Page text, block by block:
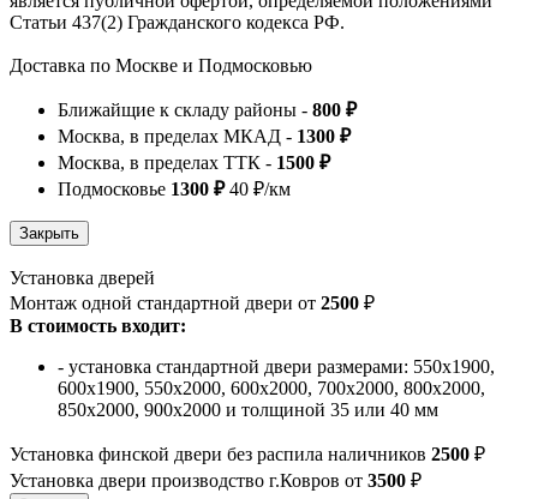
Статьи 437(2) Гражданского кодекса РФ.
Доставка по Москве и Подмосковью
Ближайщие к складу районы - 800 ₽
Москва, в пределах МКАД - 1300 ₽
Москва, в пределах ТТК - 1500 ₽
Подмосковье 1300 ₽40 ₽/км
Установка дверей
Монтаж одной стандартной двери от 2500 ₽
В стоимость входит:
- установка стандартной двери размерами: 550х1900,
600х1900, 550х2000, 600х2000, 700х2000, 800х2000,
850х2000, 900х2000 и толщиной 35 или 40 мм
Установка финской двери без распила наличников 2500 ₽
Установка двери производство г.Ковров от 3500 ₽